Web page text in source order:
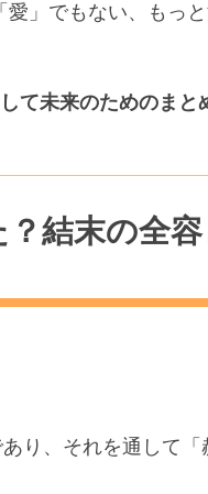
」でもない、もっ
て未来のためのまと
？結末の全
あり、それを通して「